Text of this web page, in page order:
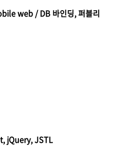
web / DB 바인딩, 퍼블리
jQuery, JSTL